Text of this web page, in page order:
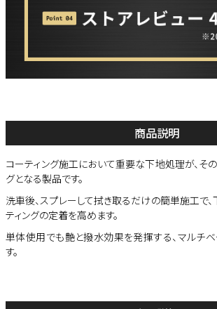
商品説明
コーティング施工において重要な下地処理が、そ
グとなる製品です。
洗車後、スプレーして拭き取るだけの簡単施工で
ティングの定着を高めます。
単体使用でも艶と撥水効果を発揮する、マルチ
す。